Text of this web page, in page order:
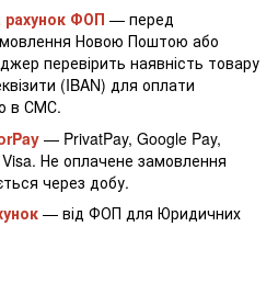
рахунок ФОП — перед
Новою Поштою або
перевірить наявність товару
(IBAN) для оплати
в СМС.
— PrivatPay, Google Pay,
Не оплачене замовлення
через добу.
— від ФОП для Юридичних